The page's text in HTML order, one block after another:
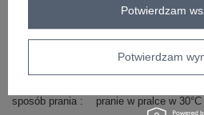
sposób prania pranie w pralce w 30°C
Potwierdzam
Potwierdzam